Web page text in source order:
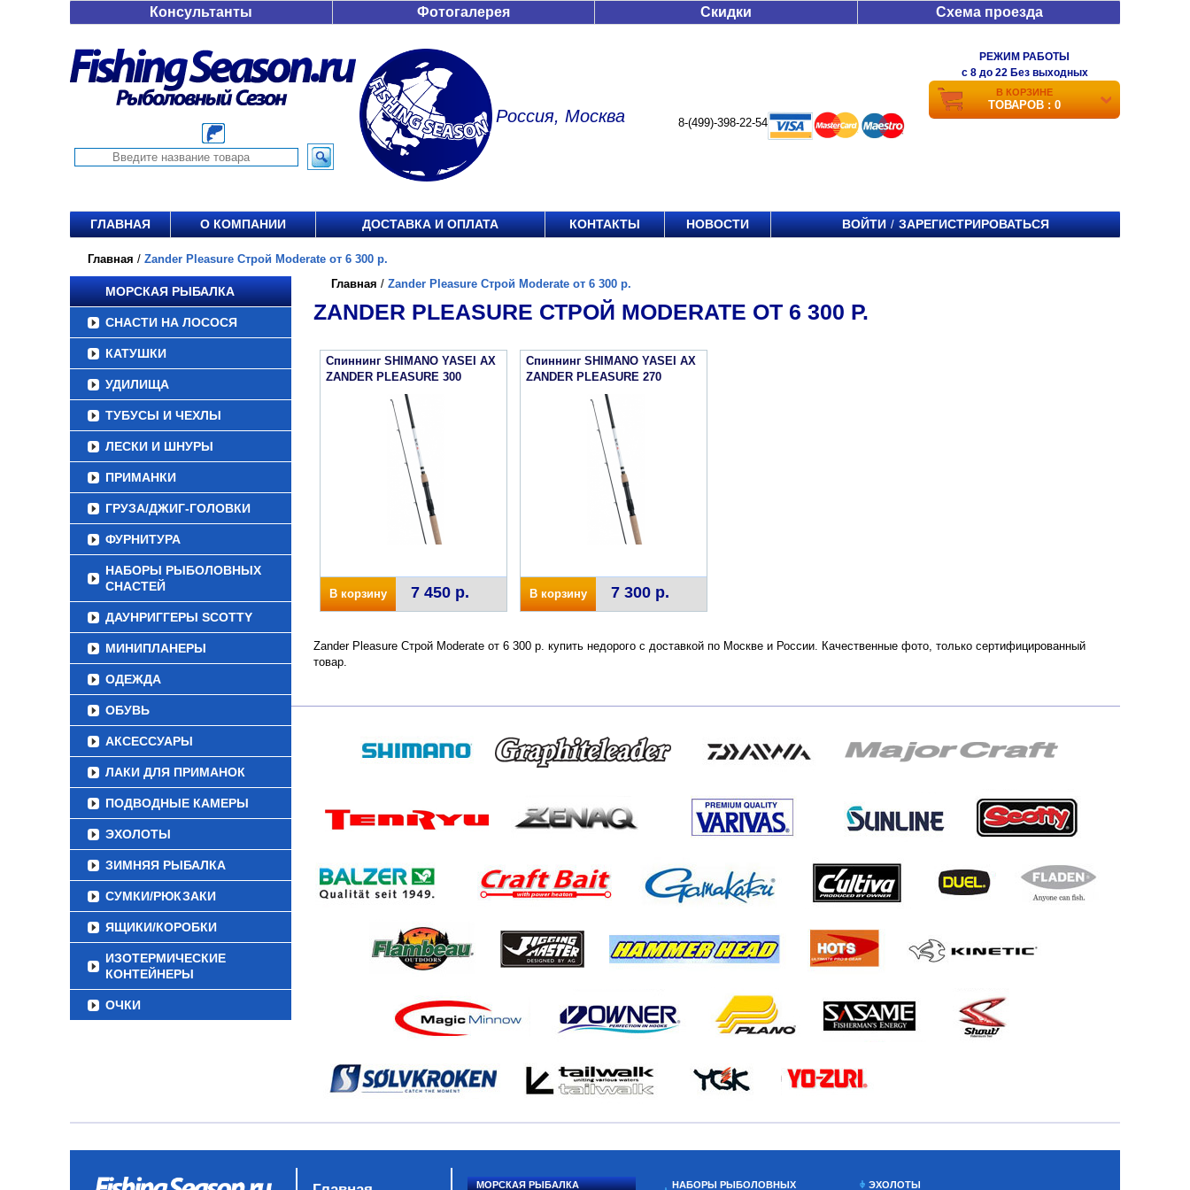
Консультанты Фотогалерея Скидки Схема проезда
Россия, Москва 8-(499)-398-22-54
РЕЖИМ РАБОТЫ
c 8 до 22 Без выходных
В КОРЗИНЕ
ТОВАРОВ : 0
ГЛАВНАЯ О КОМПАНИИ ДОСТАВКА И ОПЛАТА КОНТАКТЫ НОВОСТИ ВОЙТИ / ЗАРЕГИСТРИРОВАТЬСЯ
Главная / Zander Pleasure Строй Moderate от 6 300 р.
МОРСКАЯ РЫБАЛКА
СНАСТИ НА ЛОСОСЯ
КАТУШКИ
УДИЛИЩА
ТУБУСЫ И ЧЕХЛЫ
ЛЕСКИ И ШНУРЫ
ПРИМАНКИ
ГРУЗА/ДЖИГ-ГОЛОВКИ
ФУРНИТУРА
НАБОРЫ РЫБОЛОВНЫХ
СНАСТЕЙ
ДАУНРИГГЕРЫ SCOTTY
МИНИПЛАНЕРЫ
ОДЕЖДА
ОБУВЬ
АКСЕССУАРЫ
ЛАКИ ДЛЯ ПРИМАНОК
ПОДВОДНЫЕ КАМЕРЫ
ЭХОЛОТЫ
ЗИМНЯЯ РЫБАЛКА
СУМКИ/РЮКЗАКИ
ЯЩИКИ/КОРОБКИ
ИЗОТЕРМИЧЕСКИЕ
КОНТЕЙНЕРЫ
ОЧКИ
Главная / Zander Pleasure Строй Moderate от 6 300 р.
ZANDER PLEASURE СТРОЙ MODERATE ОТ 6 300 Р.
Спиннинг SHIMANO YASEI АХ
ZANDER PLEASURE 300
В корзину 7 450 р.
Спиннинг SHIMANO YASEI АХ
ZANDER PLEASURE 270
В корзину 7 300 р.
Zander Pleasure Строй Moderate от 6 300 р. купить недорого с доставкой по Москве и России. Качественные фото, только сертифицированный
товар.
МОРСКАЯ РЫБАЛКА НАБОРЫ РЫБОЛОВНЫХ ЭХОЛОТЫ